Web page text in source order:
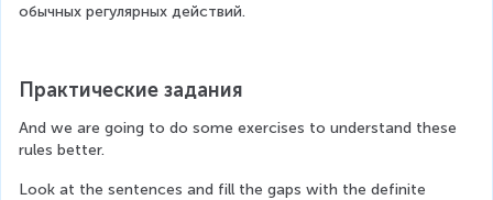
обычных регулярных действий.
Практические задания
And we are going to do some exercises to understand these
rules better.
Look at the sentences and fill the gaps with the definite